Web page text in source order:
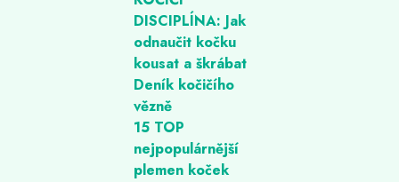
DISCIPLÍNA: Jak
odnaučit kočku
kousat a škrábat
Deník kočičího
vězně
15 TOP
nejpopulárnější
plemen koček